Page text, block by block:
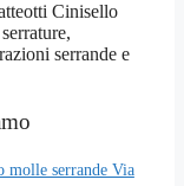
Cinisello
serrande e
molle serrande Via